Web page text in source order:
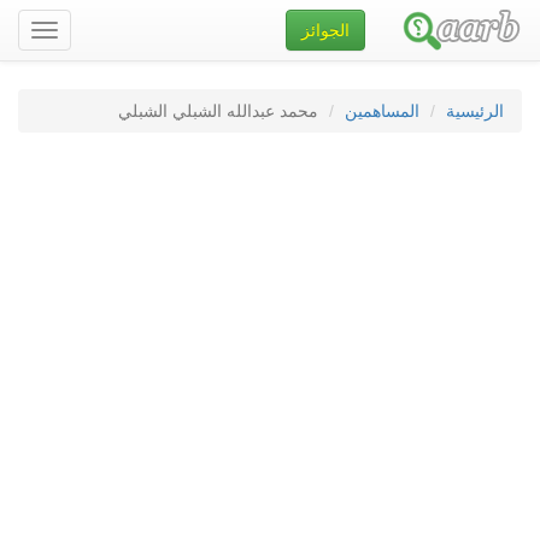
تصفح
الموقع
الجوائز
الرئيسية المساهمين محمد عبدالله الشبلي الشبلي